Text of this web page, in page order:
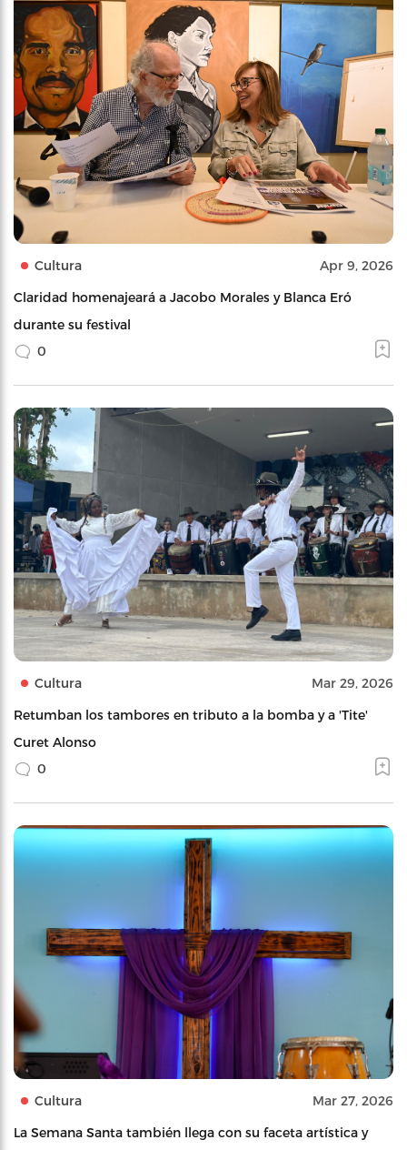
Cultura Apr 9, 2026
Claridad homenajeará a Jacobo Morales y Blanca Eró
durante su festival
0
Cultura Mar 29, 2026
Retumban los tambores en tributo a la bomba y a 'Tite'
Curet Alonso
0
Cultura Mar 27, 2026
La Semana Santa también llega con su faceta artística y